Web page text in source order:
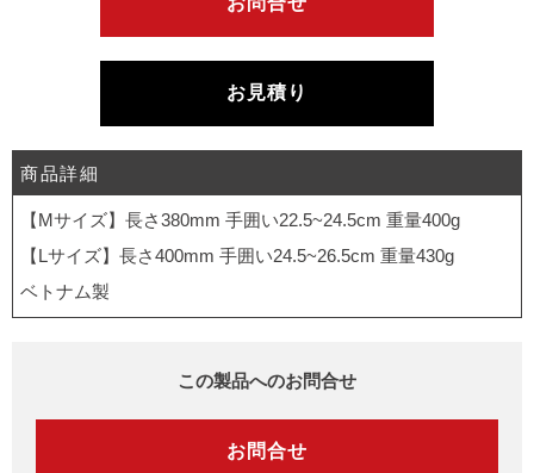
お見積り
商品詳細
【Mサイズ】長さ380mm 手囲い22.5~24.5cm 重量400g
【Lサイズ】長さ400mm 手囲い24.5~26.5cm 重量430g
ベトナム製
この製品へのお問合せ
お問合せ